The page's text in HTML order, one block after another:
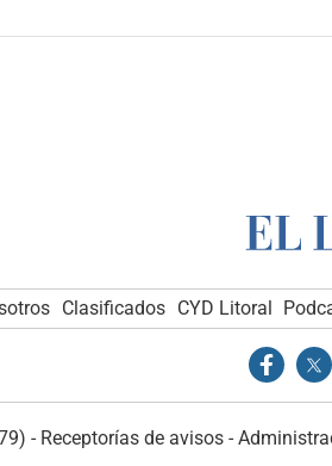
Clasificados CYD Litoral
- Receptorías de avisos-